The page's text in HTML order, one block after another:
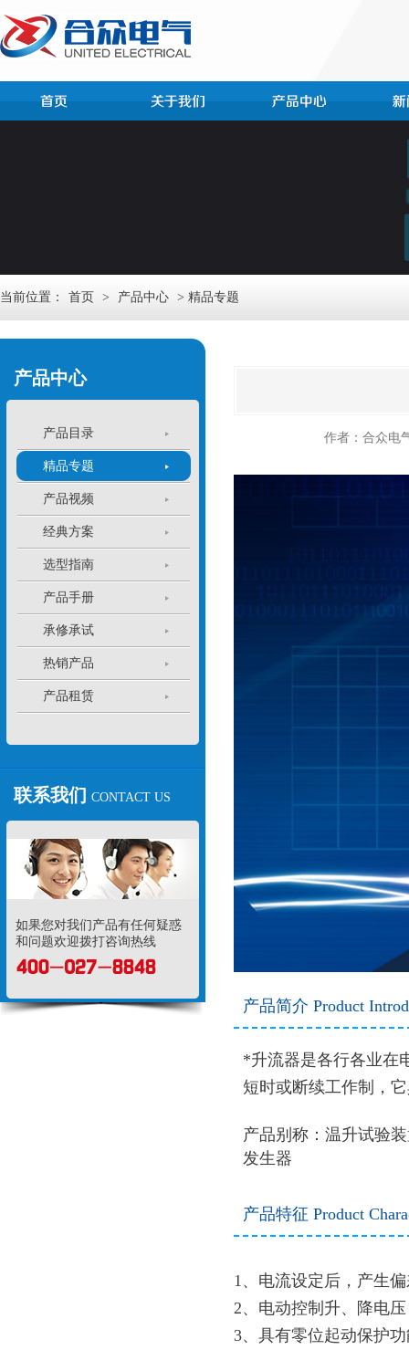
当前位置： 首页 > 产品中心 > 精品专题
产品中心
产品目录
精品专题
产品视频
经典方案
选型指南
产品手册
承修承试
热销产品
产品租赁
联系我们 CONTACT US
如果您对我们产品有任何疑惑
和问题欢迎拨打咨询热线
作者：合众电
产品简介 Product
*升流器是各行各业在
短时或断续工作制，
产品别称： 温升试验
发生器
产品特征 Product
1、电流设定后，产生
2、电动控制升、降电
3、具有零位起动保护